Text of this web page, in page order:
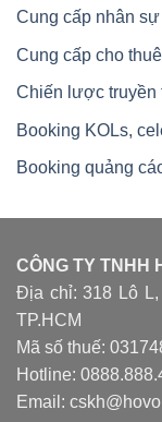
Cung cấp nhân
Cung cấp cho
Chiến lược truyền
Booking KOLs,
Booking quảng
CÔNG TY TNHH
Địa chỉ: 318 Lô L,
TP.HCM
Mã số thuế:
Hotline:
Email: